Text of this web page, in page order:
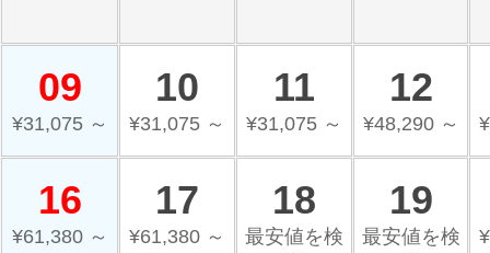
09
¥31,075 ～
10
¥31,075 ～
11
¥31,075 ～
12
¥48,290 ～
16
¥61,380 ～
17
¥61,380 ～
18
最安値を検
19
最安値を検